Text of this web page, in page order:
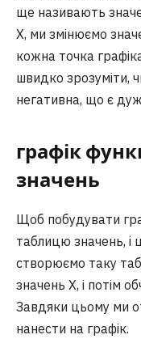
ще називають
X, ми змінюємо
кожна точка
швидко зрозуміти,
негативна, що є
графік
значень
Щоб побудувати
таблицю значень,
створюємо таку
значень X, і потім
Завдяки цьому ми
нанести на графік.